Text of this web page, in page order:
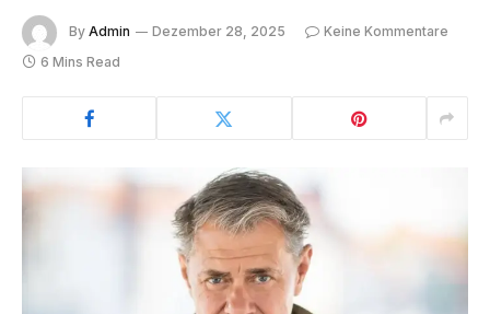
By Admin Dezember 28, 2025
Keine Kommentare
6 Mins Read